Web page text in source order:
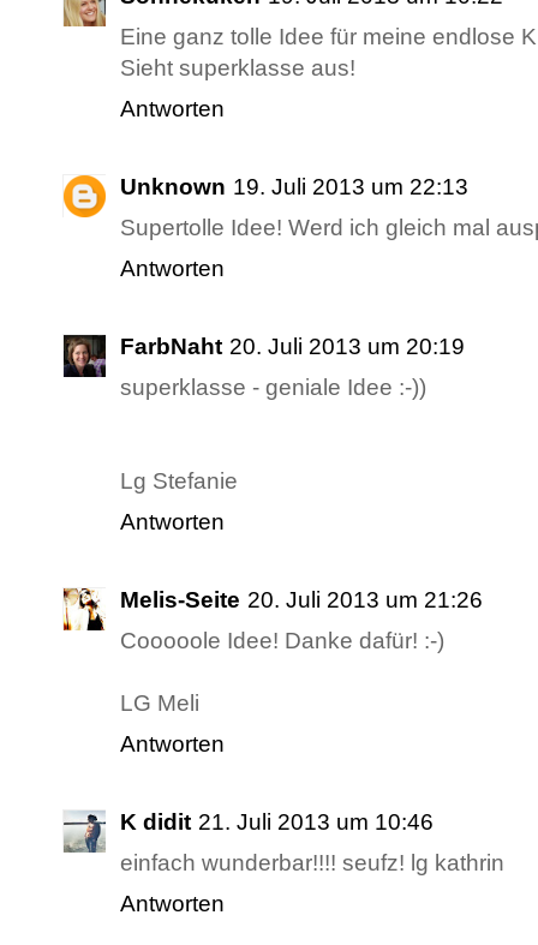
Eine ganz tolle Idee für meine endlose
Sieht superklasse aus!
Antworten
Unknown 19. Juli 2013 um 22:13
Supertolle Idee! Werd ich gleich mal
Antworten
FarbNaht 20. Juli 2013 um 20:19
superklasse - geniale Idee :-))
Lg Stefanie
Antworten
Melis-Seite 20. Juli 2013 um 21:26
Cooooole Idee! Danke dafür! :-)
LG Meli
Antworten
K didit 21. Juli 2013 um 10:46
einfach wunderbar!!!! seufz! lg kathrin
Antworten